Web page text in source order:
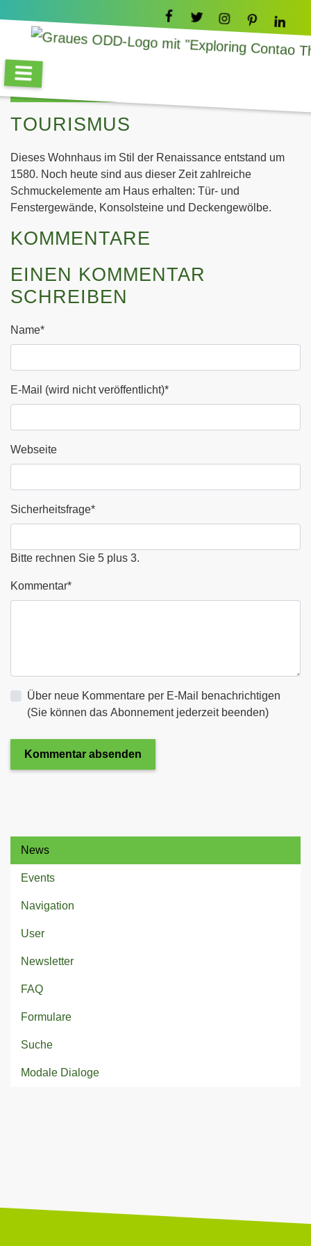
27.01.2018 11:05
TOURISMUS
Dieses Wohnhaus im Stil der Renaissance entstand um
1580. Noch heute sind aus dieser Zeit zahlreiche
Schmuckelemente am Haus erhalten: Tür- und
Fenstergewände, Konsolsteine und Deckengewölbe.
KOMMENTARE
EINEN KOMMENTAR
SCHREIBEN
Name*
E-Mail (wird nicht veröffentlicht)*
Webseite
Sicherheitsfrage*
Bitte rechnen Sie 5 plus 3.
Kommentar*
Über neue Kommentare per E-Mail benachrichtigen
(Sie können das Abonnement jederzeit beenden)
Kommentar absenden
News
Events
Navigation
User
Newsletter
FAQ
Formulare
Suche
Modale Dialoge